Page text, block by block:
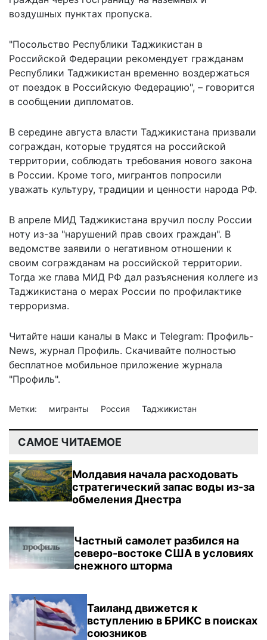
воздушных пунктах пропуска.
"Посольство Республики Таджикистан в
Российской Федерации рекомендует гражданам
Республики Таджикистан временно воздержаться
от поездок в Российскую Федерацию", – говорится
в сообщении дипломатов.
В середине августа власти Таджикистана призвали
сограждан, которые трудятся на российской
территории, соблюдать требования нового закона
в России. Кроме того, мигрантов попросили
уважать культуру, традиции и ценности народа РФ.
В апреле МИД Таджикистана вручил послу России
ноту из-за "нарушений прав своих граждан". В
ведомстве заявили о негативном отношении к
своим согражданам на российской территории.
Тогда же глава МИД РФ дал разъяснения коллеге из
Таджикистана о мерах России по профилактике
терроризма.
Читайте наши каналы в Макс и Telegram: Профиль-
News, журнал Профиль. Скачивайте полностью
бесплатное мобильное приложение журнала
"Профиль".
Метки: мигранты Россия Таджикистан
САМОЕ ЧИТАЕМОЕ
Молдавия начала расходовать
стратегический запас воды из-за
обмеления Днестра
Частный самолет разбился на
северо-востоке США в условиях
снежного шторма
Таиланд движется к
вступлению в БРИКС в поисках
союзников